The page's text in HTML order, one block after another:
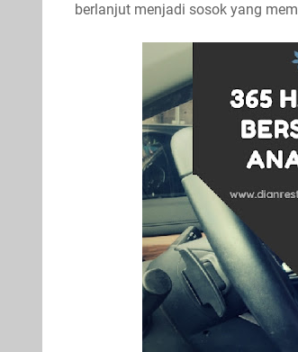
berlanjut menjadi sosok yang